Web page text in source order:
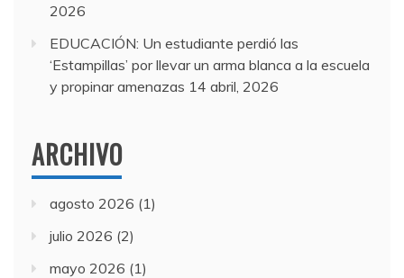
2026
EDUCACIÓN: Un estudiante perdió las
‘Estampillas’ por llevar un arma blanca a la escuela
y propinar amenazas 14 abril, 2026
ARCHIVO
agosto 2026 (1)
julio 2026 (2)
mayo 2026 (1)